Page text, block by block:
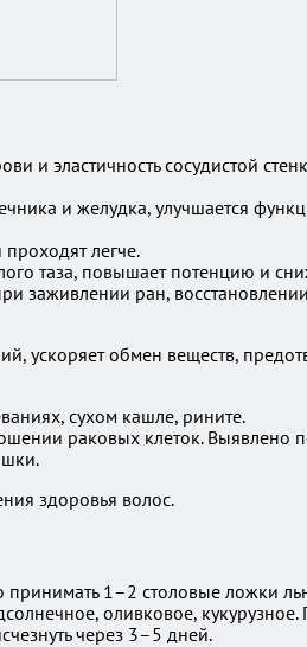
и эластичность сосудистой
и желудка, улучшается
легче.
таза, повышает потенцию и
заживлении ран,
ускоряет обмен веществ,
сухом кашле, рините.
раковых клеток. Выявлено
здоровья волос.
1–2 столовые ложки
оливковое,
через 3–5 дней.